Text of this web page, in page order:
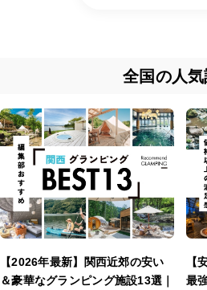
全国の人
【2026年最新】関西近郊の安い
＆豪華なグランピング施設13選｜
【
最